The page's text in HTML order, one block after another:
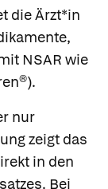
die Ärzt*in
NSAR wie
).
nur
zeigt das
in den
Bei